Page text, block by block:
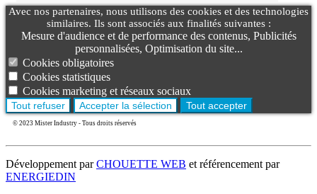
Avec nos partenaires, nous utilisons des cookies et des technologies
similaires. Ils sont associés aux finalités suivantes :
Mesure d'audience et de performance des contenus, Publicités
personnalisées, Optimisation du site...
Cookies obligatoires
Cookies statistiques
Cookies marketing et réseaux sociaux
Tout refuser Accepter la sélection Tout accepter
© 2023 Mister Industry - Tous droits réservés
Développement parCHOUETTE WEB et référencement par
ENERGIEDIN